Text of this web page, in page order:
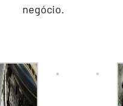
negócio.